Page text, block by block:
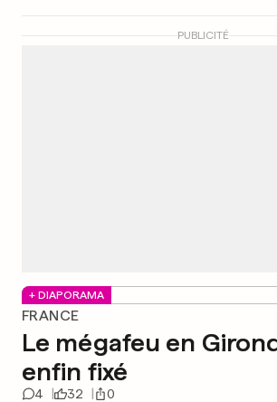
PUBLICITÉ
+ DIAPORAMA
FRANCE
Le mégafeu en
enfin fixé
4 32 0